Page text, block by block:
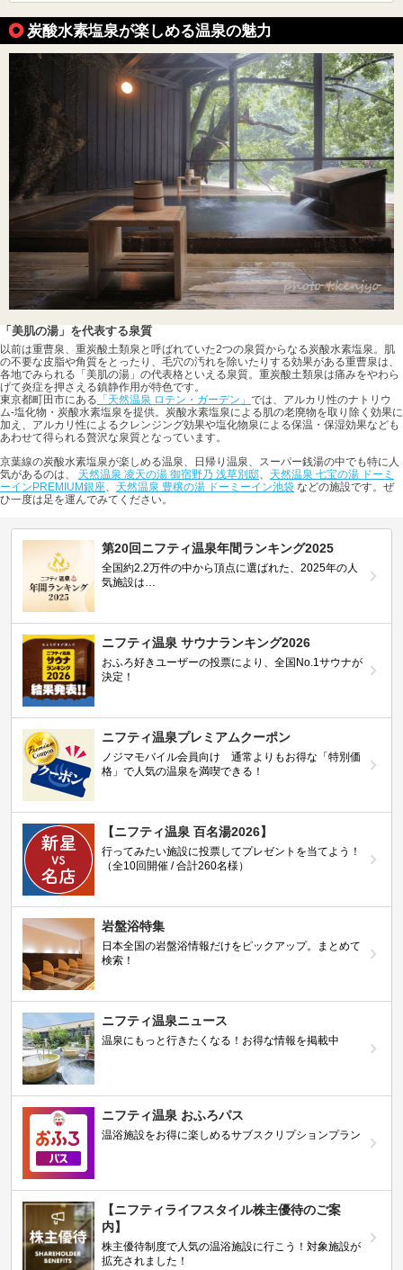
炭酸水素塩泉が楽しめる温泉の魅力
「美肌の湯」を代表する泉質
以前は重曹泉、重炭酸土類泉と呼ばれていた2つの泉質からなる炭酸水素塩泉。肌
の不要な皮脂や角質をとったり、毛穴の汚れを除いたりする効果がある重曹泉は、
各地でみられる「美肌の湯」の代表格といえる泉質。重炭酸土類泉は痛みをやわら
げて炎症を押さえる鎮静作用が特色です。
東京都町田市にある 「天然温泉 ロテン・ガーデン」 では、アルカリ性のナトリウ
ム-塩化物・炭酸水素塩泉を提供。炭酸水素塩泉による肌の老廃物を取り除く効果に
加え、アルカリ性によるクレンジング効果や塩化物泉による保温・保湿効果なども
あわせて得られる贅沢な泉質となっています。
京葉線の炭酸水素塩泉が楽しめる温泉、日帰り温泉、スーパー銭湯の中でも特に人
気があるのは、 天然温泉 凌天の湯 御宿野乃 浅草別邸、 天然温泉 七宝の湯 ドーミ
ーインPREMIUM銀座、 天然温泉 豊穣の湯 ドーミーイン池袋 などの施設です。ぜ
ひ一度は足を運んでみてください。
第20回ニフティ温泉年間ランキング2025
全国約2.2万件の中から頂点に選ばれた、2025年の人
気施設は…
ニフティ温泉 サウナランキング2026
おふろ好きユーザーの投票により、全国No.1サウナが
決定！
ニフティ温泉プレミアムクーポン
ノジマモバイル会員向け 通常よりもお得な「特別価
格」で人気の温泉を満喫できる！
【ニフティ温泉 百名湯2026】
行ってみたい施設に投票してプレゼントを当てよう！
（全10回開催 / 合計260名様）
岩盤浴特集
日本全国の岩盤浴情報だけをピックアップ。まとめて
検索！
ニフティ温泉ニュース
温泉にもっと行きたくなる！お得な情報を掲載中
ニフティ温泉 おふろパス
温浴施設をお得に楽しめるサブスクリプションプラン
【ニフティライフスタイル株主優待のご案
内】
株主優待制度で人気の温浴施設に行こう！対象施設が
拡充されました！